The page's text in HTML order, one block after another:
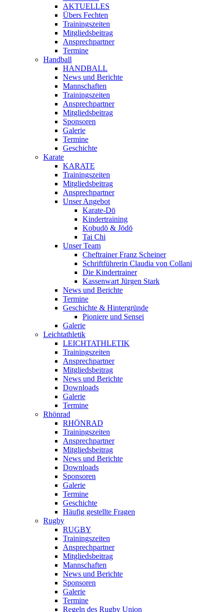
AKTUELLES
Übers Fechten
Trainingszeiten
Mitgliedsbeitrag
Ansprechpartner
Termine
Handball
HANDBALL
News und Berichte
Mannschaften
Trainingszeiten
Ansprechpartner
Mitgliedsbeitrag
Sponsoren
Galerie
Termine
Geschichte
Karate
KARATE
Trainingszeiten
Mitgliedsbeitrag
Ansprechpartner
Unser Angebot
Karate-Dō
Kindertraining
Kobudō & Jōdō
Tai Chi
Unser Team
Cheftrainer Franz Scheiner
Schriftführerin Claudia von Collani
Die Kindertrainer
Kassenwart Jürgen Stark
News und Berichte
Termine
Geschichte & Hintergründe
Pioniere und Sensei
Galerie
Leichtathletik
LEICHTATHLETIK
Trainingszeiten
Ansprechpartner
Mitgliedsbeitrag
News und Berichte
Downloads
Galerie
Termine
Rhönrad
RHÖNRAD
Trainingszeiten
Ansprechpartner
Mitgliedsbeitrag
News und Berichte
Downloads
Sponsoren
Galerie
Termine
Geschichte
Häufig gestellte Fragen
Rugby
RUGBY
Trainingszeiten
Ansprechpartner
Mitgliedsbeitrag
Mannschaften
News und Berichte
Sponsoren
Galerie
Termine
Regeln des Rugby Union